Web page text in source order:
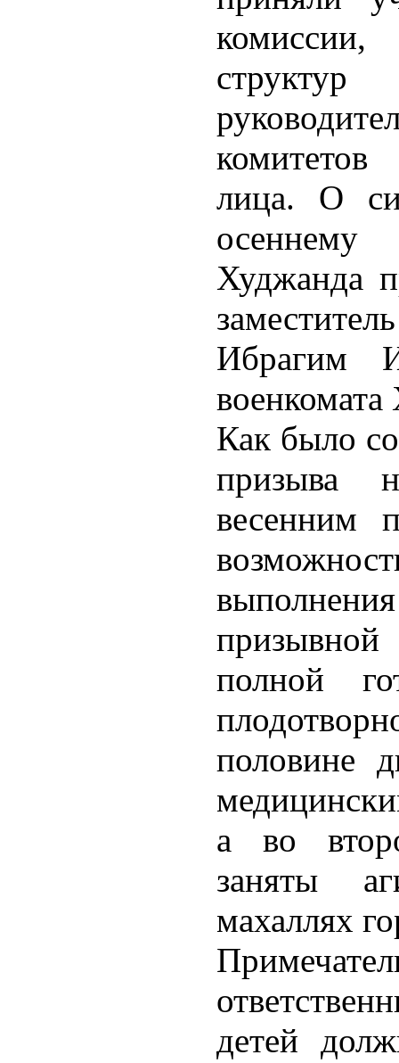
комитетов
лица. О
осеннему
Худжанда
Ибрагим
Как было
призыва
весенним
полной
половине
а во
заняты
махаллях
детей